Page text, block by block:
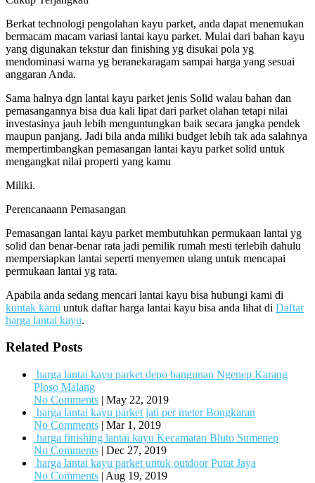
Berkat technologi pengolahan kayu parket, anda dapat menemukan
bermacam macam variasi lantai kayu parket. Mulai dari bahan kayu
yang digunakan tekstur dan finishing yg disukai pola yg
mendominasi warna yg beranekaragam sampai harga yang sesuai
anggaran Anda.
Sama halnya dgn lantai kayu parket jenis Solid walau bahan dan
pemasangannya bisa dua kali lipat dari parket olahan tetapi nilai
investasinya jauh lebih menguntungkan baik secara jangka pendek
maupun panjang. Jadi bila anda miliki budget lebih tak ada salahnya
mempertimbangkan pemasangan lantai kayu parket solid untuk
mengangkat nilai properti yang kamu
Miliki.
Perencanaann Pemasangan
Pemasangan lantai kayu parket membutuhkan permukaan lantai yg
solid dan benar-benar rata jadi pemilik rumah mesti terlebih dahulu
mempersiapkan lantai seperti menyemen ulang untuk mencapai
permukaan lantai yg rata.
Apabila anda sedang mencari lantai kayu bisa hubungi kami di
kontak kami untuk daftar harga lantai kayu bisa anda lihat di Daftar
harga lantai kayu.
Related Posts
harga lantai kayu parket depo bangunan Ngenep Karang
Ploso Malang
No Comments | May 22, 2019
harga lantai kayu parket jati per meter Bongkaran
No Comments | Mar 1, 2019
harga finishing lantai kayu Kecamatan Bluto Sumenep
No Comments | Dec 27, 2019
harga lantai kayu parket untuk outdoor Putat Jaya
No Comments | Aug 19, 2019